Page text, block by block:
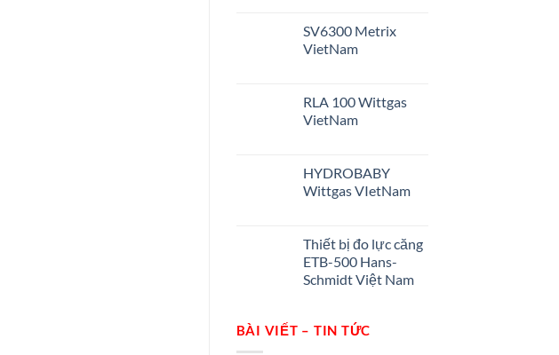
SV6300 Metrix
VietNam
RLA 100 Wittgas
VietNam
HYDROBABY
Wittgas VIetNam
Thiết bị đo lực căng
ETB-500 Hans-
Schmidt Việt Nam
BÀI VIẾT – TIN TỨC